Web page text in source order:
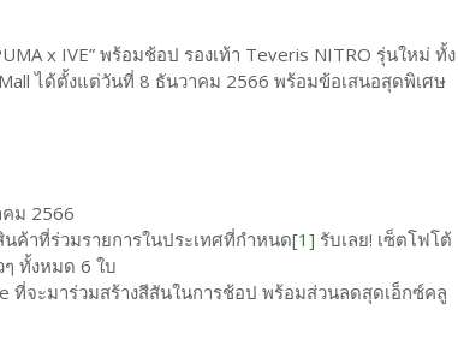
x IVE” พร้อมช้อป รองเท้า Teveris NITRO รุ่นใหม่ ทั้ง
ได้ตั้งแต่วันที่ 8 ธันวาคม 2566 พร้อมข้อเสนอสุดพิเศษ
ม 2566
ค้าที่ร่วมรายการในประเทศที่กำหนด[1] รับเลย! เซ็ตโฟโต้
ทั้งหมด 6 ใบ
ที่จะมาร่วมสร้างสีสันในการช้อป พร้อมส่วนลดสุดเอ็กซ์คลู